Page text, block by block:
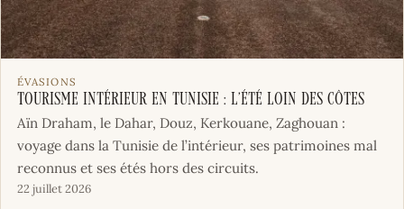
ÉVASIONS
Tourisme intérieur en Tunisie : l’été loin des côtes
Aïn Draham, le Dahar, Douz, Kerkouane, Zaghouan :
voyage dans la Tunisie de l’intérieur, ses patrimoines mal
reconnus et ses étés hors des circuits.
22 juillet 2026